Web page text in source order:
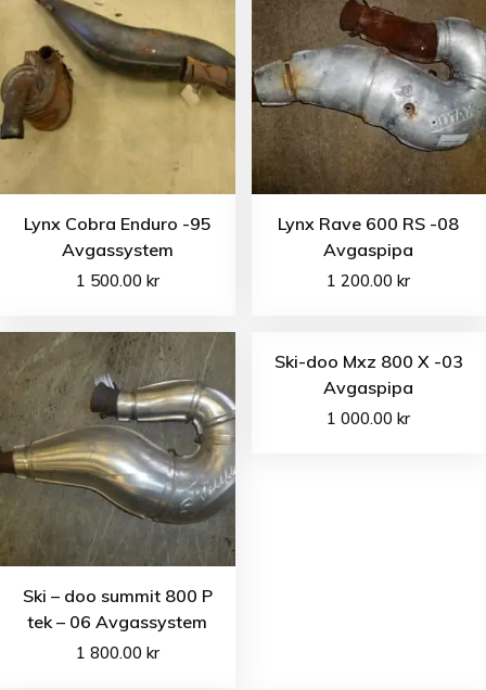
Lynx Cobra Enduro -95
Avgassystem
1 500.00 kr
Lynx Rave 600 RS -08
Avgaspipa
1 200.00kr
Ski – doo summit 800 P
tek – 06 Avgassystem
1 800.00 kr
Ski-doo Mxz 800 X -03
Avgaspipa
1 000.00kr